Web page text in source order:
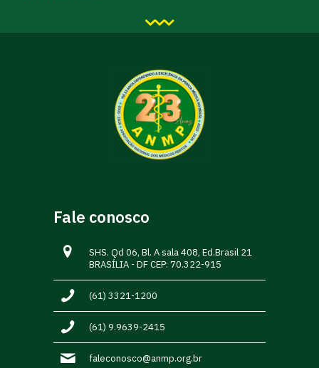
Fale conosco
SHS. Qd 06, Bl. A sala 408, Ed.Brasil 21
BRASÍLIA - DF CEP: 70.322-915
(61) 3321-1200
(61) 9.9639-2415
faleconosco@anmp.org.br